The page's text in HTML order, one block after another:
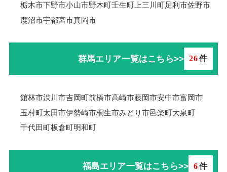
栃木市下野市小山市野木町壬生町 上三川町足利市佐野市
鹿沼市宇都宮市真岡市
群馬エリア一覧はこちら>> 26件
館林市渋川市吉岡町前橋市高崎市藤岡市安中市富岡市
玉村町太田市伊勢崎市桐生市みどり市邑楽町大泉町
千代田町板倉町明和町
福島エリア一覧はこちら>> 6件